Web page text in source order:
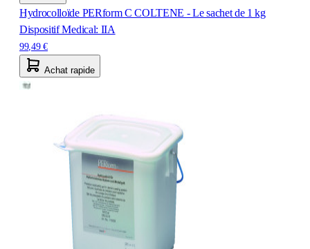
Hydrocolloïde PERform C COLTENE - Le sachet de 1 kg
Dispositif Medical: IIA
99,49 €
Achat rapide